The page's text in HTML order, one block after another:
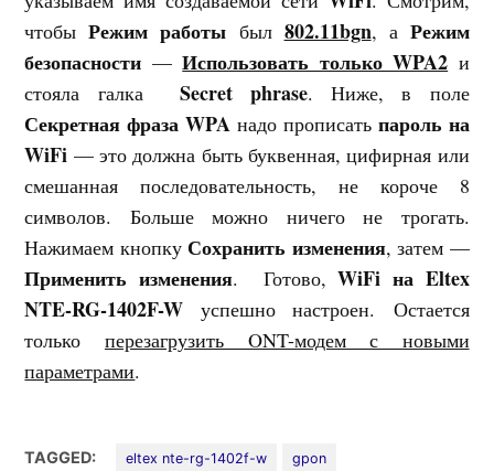
чтобыРежим работы был 802.11bgn, а Режим
безопасности —Использовать только WPA2 и
стояла галка Secret phrase. Ниже, в поле
Секретная фраза WPA надо прописать пароль на
WiFi — это должна быть буквенная, цифирная или
смешанная последовательность, не короче 8
символов. Больше можно ничего не трогать.
Нажимаем кнопку Сохранить изменения, затем —
Применить изменения. Готово,WiFi на Eltex
NTE-RG-1402F-W успешно настроен. Остается
только перезагрузить ONT-модем с новыми
параметрами.
TAGGED: eltex nte-rg-1402f-w gpon